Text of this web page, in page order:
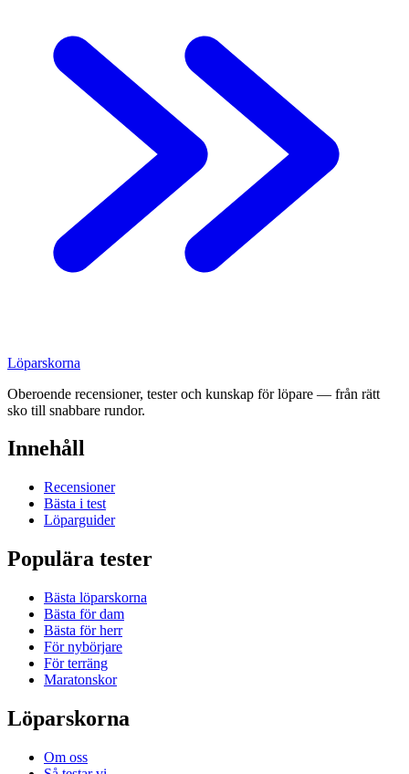
Löparskorna
Oberoende recensioner, tester och kunskap för löpare — från rätt
sko till snabbare rundor.
Innehåll
Recensioner
Bästa i test
Löparguider
Populära tester
Bästa löparskorna
Bästa för dam
Bästa för herr
För nybörjare
För terräng
Maratonskor
Löparskorna
Om oss